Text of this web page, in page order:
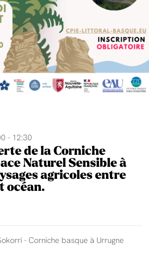
- 12:30
de la Corniche
Naturel Sensible à
agricoles entre
océan.
- Corniche basque à Urrugne